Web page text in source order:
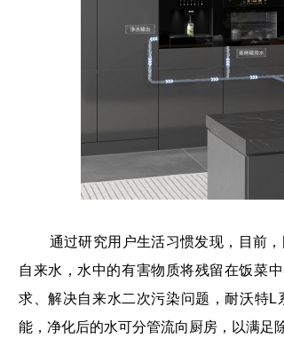
通过研究用户生活习惯发现，目前，
自来水，水中的有害物质将残留在饭菜
求、解决自来水二次污染问题，耐沃特
能，净化后的水可分管流向厨房，以满足